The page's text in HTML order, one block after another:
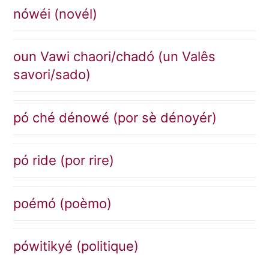
nówéi (novél)
oun Vawi chaori/chadó (un Valês
savori/sado)
pó ché dénowé (por sè dénoyér)
pó ride (por rire)
poémó (poèmo)
pówitikyé (politique)